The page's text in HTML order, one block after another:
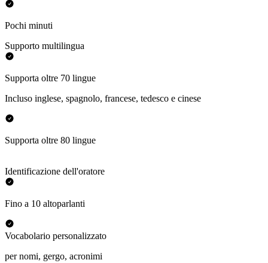
Pochi minuti
Supporto multilingua
Supporta oltre 70 lingue
Incluso inglese, spagnolo, francese, tedesco e cinese
Supporta oltre 80 lingue
Identificazione dell'oratore
Fino a 10 altoparlanti
Vocabolario personalizzato
per nomi, gergo, acronimi